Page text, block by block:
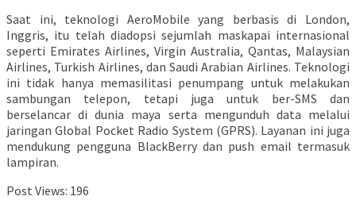
Saat ini, teknologi AeroMobile yang berbasis di London,
Inggris, itu telah diadopsi sejumlah maskapai internasional
seperti Emirates Airlines, Virgin Australia, Qantas, Malaysian
Airlines, Turkish Airlines, dan Saudi Arabian Airlines. Teknologi
ini tidak hanya memasilitasi penumpang untuk melakukan
sambungan telepon, tetapi juga untuk ber-SMS dan
berselancar di dunia maya serta mengunduh data melalui
jaringan Global Pocket Radio System (GPRS). Layanan ini juga
mendukung pengguna BlackBerry dan push email termasuk
lampiran.
Post Views: 196